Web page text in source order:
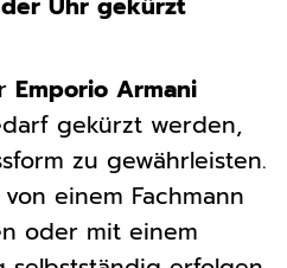
Uhr gekürzt
Emporio Armani
gekürzt werden,
zu gewährleisten.
einem Fachmann
oder mit einem